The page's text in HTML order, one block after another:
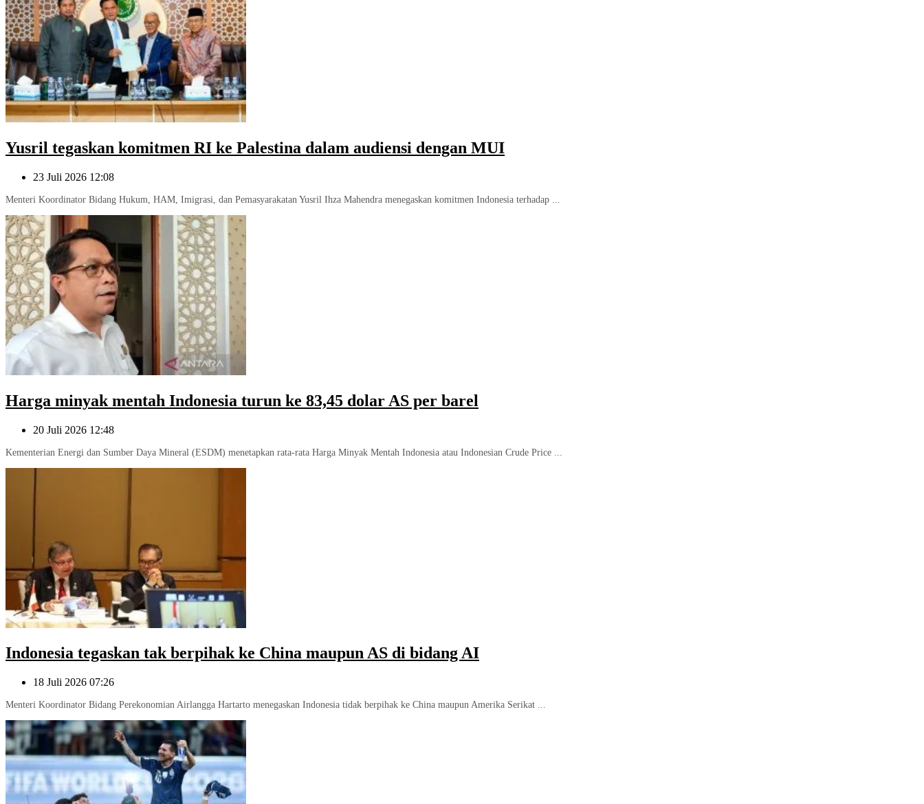
Yusril tegaskan komitmen RI ke Palestina dalam audiensi dengan MUI
23 Juli 2026 12:08
Menteri Koordinator Bidang Hukum, HAM, Imigrasi, dan Pemasyarakatan Yusril Ihza Mahendra menegaskan komitmen Indonesia terhadap ...
Harga minyak mentah Indonesia turun ke 83,45 dolar AS per barel
20 Juli 2026 12:48
Kementerian Energi dan Sumber Daya Mineral (ESDM) menetapkan rata-rata Harga Minyak Mentah Indonesia atau Indonesian Crude Price ...
Indonesia tegaskan tak berpihak ke China maupun AS di bidang AI
18 Juli 2026 07:26
Menteri Koordinator Bidang Perekonomian Airlangga Hartarto menegaskan Indonesia tidak berpihak ke China maupun Amerika Serikat ...